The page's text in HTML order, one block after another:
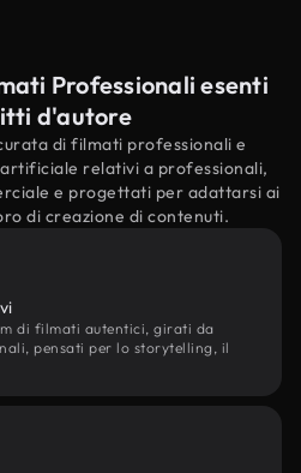
Professionali esenti
d'autore
di filmati professionali e
relativi a professionali,
e progettati per adattarsi ai
di creazione di contenuti.
di filmati autentici, girati da
pensati per lo storytelling, il